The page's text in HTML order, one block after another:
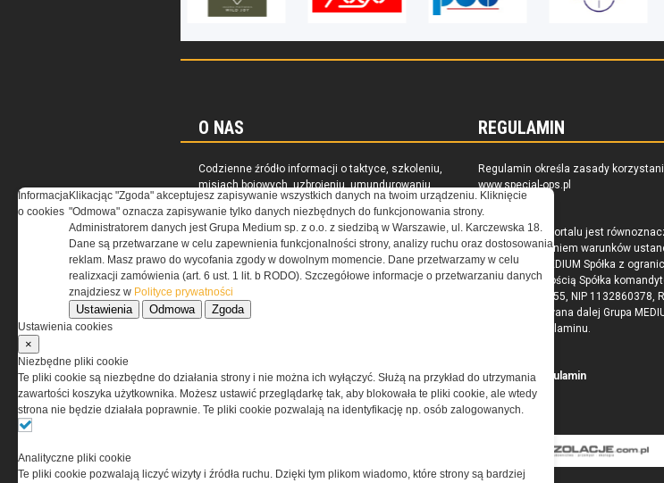
O NAS
Codzienne źródło informacji o taktyce, szkoleniu,
misjach bojowych, uzbrojeniu, umundurowaniu
i wyposażeniu jednostek specjalnych w kraju
i na świecie.
REGULAMIN
Regulamin określa zasady
www.special-ops.pl
Korzystanie z portalu jest
z zaakceptowaniem warunków
przez Grupa MEDIUM Spółka z
odpowiedzialnością Spółka
KRS: 0000537655, NIP 1132860378,
146393437 (zwana dalej Grupa
w postaci Regulaminu.
Przeczytaj regulamin
Informacja
o cookies
Klikacjąc "Zgoda" akceptujesz zapisywanie wszystkich danych na twoim urządzeniu. Kliknięcie
"Odmowa" oznacza zapisywanie tylko danych niezbędnych do funkcjonowania strony.
Administratorem danych jest Grupa Medium sp. z o.o. z siedzibą w Warszawie, ul. Karczewska 18.
Dane są przetwarzane w celu zapewnienia funkcjonalności strony, analizy ruchu oraz dostosowania
reklam. Masz prawo do wycofania zgody w dowolnym momencie. Dane przetwarzamy w celu
realizxacji zamówienia (art. 6 ust. 1 lit. b RODO). Szczegółowe informacje o przetwarzaniu danych
znajdziesz w Polityce prywatności
Ustawienia Odmowa Zgoda
Ustawienia cookies
×
Niezbędne pliki cookie
Te pliki cookie są niezbędne do działania strony i nie można ich wyłączyć. Służą na przykład do utrzymania
zawartości koszyka użytkownika. Możesz ustawić przeglądarkę tak, aby blokowała te pliki cookie, ale wtedy
strona nie będzie działała poprawnie. Te pliki cookie pozwalają na identyfikację np. osób zalogowanych.
Analityczne pliki cookie
Te pliki cookie pozwalają liczyć wizyty i źródła ruchu. Dzięki tym plikom wiadomo, które strony są bardziej